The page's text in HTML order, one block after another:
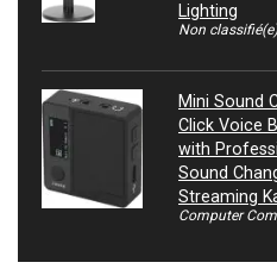
Lighting
Non classifié(e)
Mini Sound
Click Voice
with
Sound
Streaming
Computer